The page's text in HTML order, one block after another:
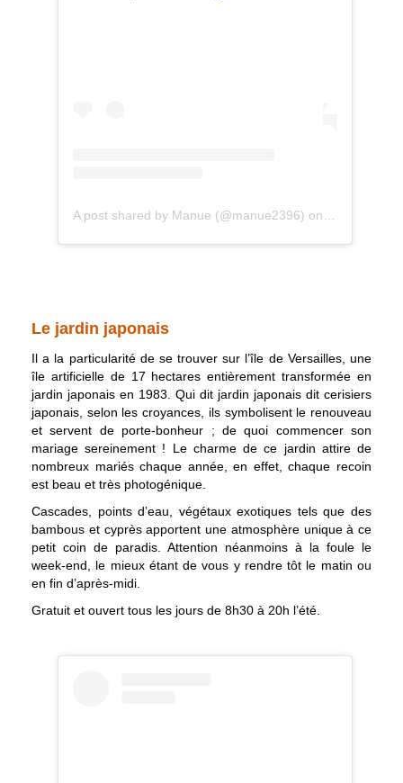
A post shared by Manue (@manue2396) on
Le jardin japonais
Il a la particularité de se trouver sur l’île de Versailles, une
île artificielle de 17 hectares entièrement transformée en
jardin japonais en 1983. Qui dit jardin japonais dit cerisiers
japonais, selon les croyances, ils symbolisent le renouveau
et servent de porte-bonheur ; de quoi commencer son
mariage sereinement ! Le charme de ce jardin attire de
nombreux mariés chaque année, en effet, chaque recoin
est beau et très photogénique.
Cascades, points d’eau, végétaux exotiques tels que des
bambous et cyprès apportent une atmosphère unique à ce
petit coin de paradis. Attention néanmoins à la foule le
week-end, le mieux étant de vous y rendre tôt le matin ou
en fin d’après-midi.
Gratuit et ouvert tous les jours de 8h30 à 20h l’été.